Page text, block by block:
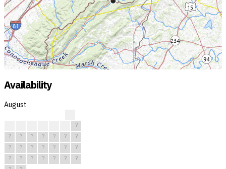
Availability
August
?
?
? ? ? ? ?
?
?
? ? ? ? ?
?
?
? ? ? ? ?
?